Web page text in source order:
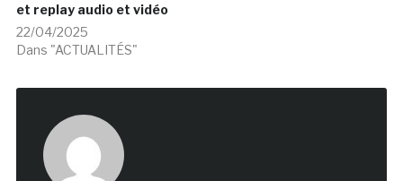
et replay audio et vidéo
22/04/2025
Dans "ACTUALITÉS"